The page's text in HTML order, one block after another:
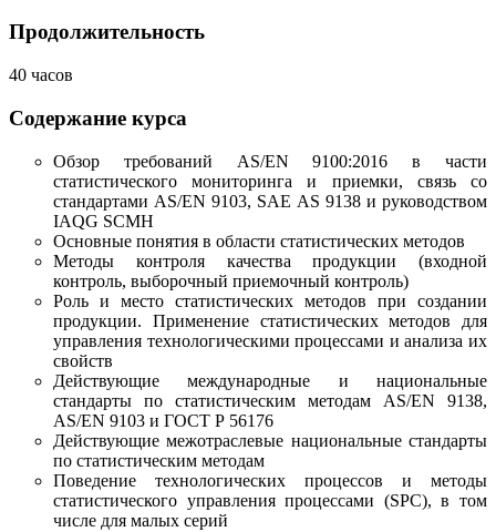
Продолжительность
40 часов
Содержание курса
Обзор требований AS/EN 9100:2016 в части
статистического мониторинга и приемки, связь со
стандартами AS/EN 9103, SAE AS 9138 и руководством
IAQG SCMH
Основные понятия в области статистических методов
Методы контроля качества продукции (входной
контроль, выборочный приемочный контроль)
Роль и место статистических методов при создании
продукции. Применение статистических методов для
управления технологическими процессами и анализа их
свойств
Действующие международные и национальные
стандарты по статистическим методам AS/EN 9138,
AS/EN 9103 и ГОСТ Р 56176
Действующие межотраслевые национальные стандарты
по статистическим методам
Поведение технологических процессов и методы
статистического управления процессами (SPC), в том
числе для малых серий